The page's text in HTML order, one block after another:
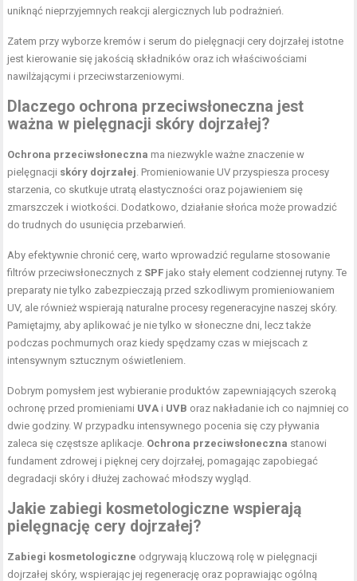
uniknąć nieprzyjemnych reakcji alergicznych lub podrażnień.
Zatem przy wyborze kremów i serum do pielęgnacji cery dojrzałej istotne
jest kierowanie się jakością składników oraz ich właściwościami
nawilżającymi i przeciwstarzeniowymi.
Dlaczego ochrona przeciwsłoneczna jest
ważna w pielęgnacji skóry dojrzałej?
Ochrona przeciwsłoneczna ma niezwykle ważne znaczenie w
pielęgnacji skóry dojrzałej. Promieniowanie UV przyspiesza procesy
starzenia, co skutkuje utratą elastyczności oraz pojawieniem się
zmarszczek i wiotkości. Dodatkowo, działanie słońca może prowadzić
do trudnych do usunięcia przebarwień.
Aby efektywnie chronić cerę, warto wprowadzić regularne stosowanie
filtrów przeciwsłonecznych z SPF jako stały element codziennej rutyny. Te
preparaty nie tylko zabezpieczają przed szkodliwym promieniowaniem
UV, ale również wspierają naturalne procesy regeneracyjne naszej skóry.
Pamiętajmy, aby aplikować je nie tylko w słoneczne dni, lecz także
podczas pochmurnych oraz kiedy spędzamy czas w miejscach z
intensywnym sztucznym oświetleniem.
Dobrym pomysłem jest wybieranie produktów zapewniających szeroką
ochronę przed promieniami UVA i UVB oraz nakładanie ich co najmniej co
dwie godziny. W przypadku intensywnego pocenia się czy pływania
zaleca się częstsze aplikacje. Ochrona przeciwsłoneczna stanowi
fundament zdrowej i pięknej cery dojrzałej, pomagając zapobiegać
degradacji skóry i dłużej zachować młodszy wygląd.
Jakie zabiegi kosmetologiczne wspierają
pielęgnację cery dojrzałej?
Zabiegi kosmetologiczne odgrywają kluczową rolę w pielęgnacji
dojrzałej skóry, wspierając jej regenerację oraz poprawiając ogólną